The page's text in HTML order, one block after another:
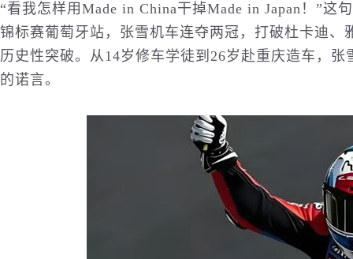
“看我怎样用Made in China干掉Made in Japan！”这
锦标赛葡萄牙站，张雪机车连夺两冠，打破杜卡迪
历史性突破。从14岁修车学徒到26岁赴重庆造车，
的诺言。